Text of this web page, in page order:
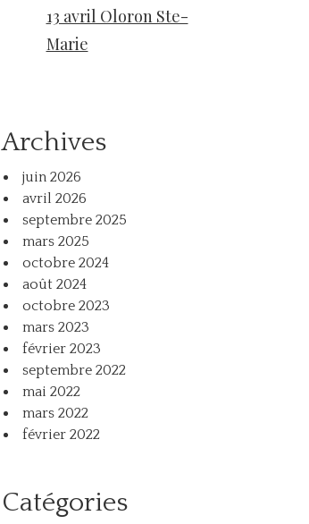
13 avril Oloron Ste-
Marie
Archives
juin 2026
avril 2026
septembre 2025
mars 2025
octobre 2024
août 2024
octobre 2023
mars 2023
février 2023
septembre 2022
mai 2022
mars 2022
février 2022
Catégories